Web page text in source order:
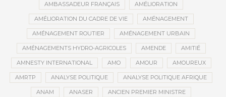
AMBASSADEUR FRANÇAIS AMÉLIORATION
AMÉLIORATION DU CADRE DE VIE AMÉNAGEMENT
AMÉNAGEMENT ROUTIER AMÉNAGEMENT URBAIN
AMÉNAGEMENTS HYDRO-AGRICOLES AMENDE AMITIÉ
AMNESTY INTERNATIONAL AMO AMOUR AMOUREUX
AMRTP ANALYSE POLITIQUE ANALYSE POLITIQUE AFRIQUE
ANAM ANASER ANCIEN PREMIER MINISTRE